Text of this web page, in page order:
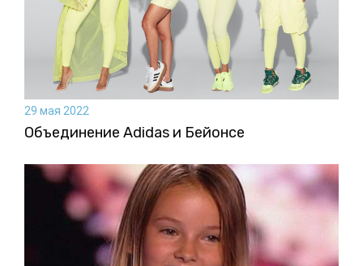
29 мая 2022
Объединение Adidas и Бейонсе